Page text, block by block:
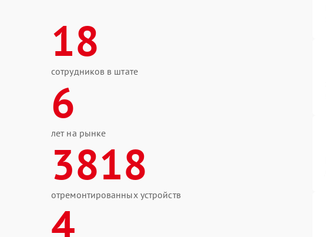
18
сотрудников в штате
6
лет на рынке
3818
отремонтированных устройств
4